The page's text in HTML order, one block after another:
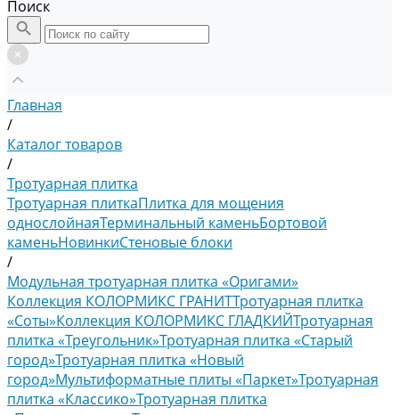
Поиск
Главная
/
Каталог товаров
/
Тротуарная плитка
Тротуарная плиткаПлитка для мощения
однослойнаяТерминальный каменьБортовой
каменьНовинкиСтеновые блоки
/
Модульная тротуарная плитка «Оригами»
Коллекция КОЛОРМИКС ГРАНИТТротуарная плитка
«Соты»Коллекция КОЛОРМИКС ГЛАДКИЙТротуарная
плитка «Треугольник»Тротуарная плитка «Старый
город»Тротуарная плитка «Новый
город»Мультиформатные плиты «Паркет»Тротуарная
плитка «Классико»Тротуарная плитка